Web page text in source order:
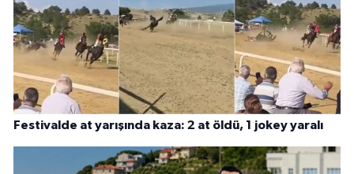
Festivalde at yarışında kaza: 2 at öldü, 1 jokey yaralı